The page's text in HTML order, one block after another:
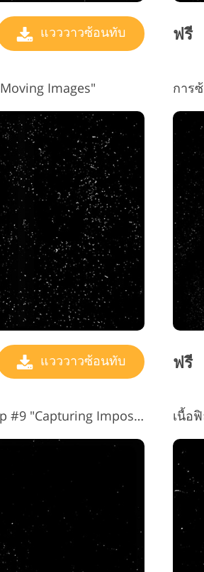
แวววาวซ้อนทับ ฟรี
Images"
แวววาวซ้อนทับ
การ
ฟรี
ฟรีเกรนเกรนของฟิล์ม Photoshop #9 "Capturing Impossible" เนื้อ